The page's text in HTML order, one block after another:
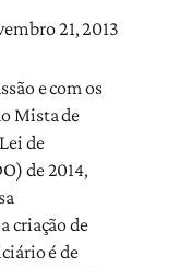
21, 2013
e com os
Mista de
de
de 2014,
criação de
é de